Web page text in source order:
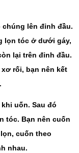
chúng lên đỉnh đầu.
lọn tóc ở dưới gáy,
lại trên đỉnh đầu.
rối, bạn nên kết
uốn. Sau đó
tóc. Bạn nên cuốn
cuốn theo
nhau.